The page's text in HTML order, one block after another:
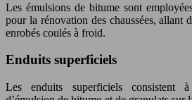
Les émulsions de bitume sont
pour la rénovation des chaussées, allant
enrobés coulés à froid.
Enduits superficiels
Les enduits superficiels consistent